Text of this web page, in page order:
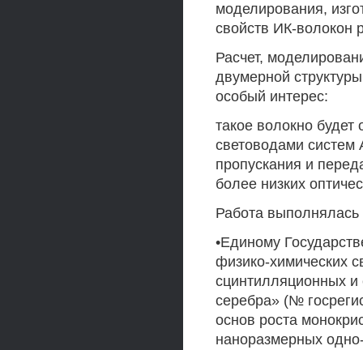
моделирования,
свойств ИК-волокон
Расчет,
двумерной
особый интерес:
такое волокно
световодами систем
пропускания и
более низких
Работа выполнялась
•Единому
физико-химических
сцинтилляционных и
серебра» (№
основ роста
наноразмерных